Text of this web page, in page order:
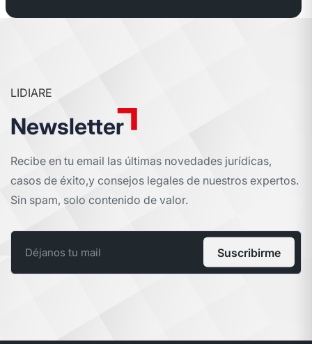
LIDIARE
Newsletter
Recibe en tu email las últimas novedades jurídicas,
casos de éxito,y consejos legales de nuestros expertos.
Sin spam, solo contenido de valor.
Suscribirme